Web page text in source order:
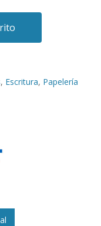
, Escritura, Papelería